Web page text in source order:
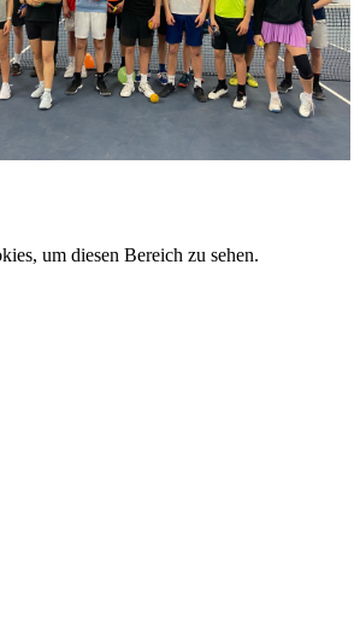
um diesen Bereich zu sehen.